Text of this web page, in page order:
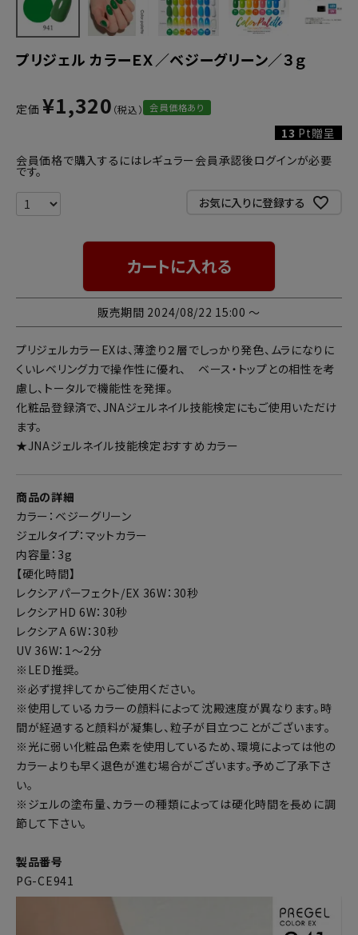
プリジェル カラーＥＸ／ベジーグリーン／３ｇ
定価 ¥1,320 会員価格あり
13 Pt贈呈
会員価格で購入するにはレギュラー会員承認後ログインが必要
です。
お気に入りに登録する
カートに入れる
販売期間 2024/08/22 15:00 〜
プリジェルカラーEXは、薄塗り２層でしっかり発色、ムラになりに
くいレベリング力で操作性に優れ、 ベース・トップとの相性を考
慮し、トータルで機能性を発揮。
化粧品登録済で、JNAジェルネイル技能検定にもご使用いただけ
ます。
★JNAジェルネイル技能検定おすすめカラー
商品の詳細
カラー：ベジーグリーン
ジェルタイプ：マットカラー
内容量：3g
【硬化時間】
レクシアパーフェクト/EX 36W：30秒
レクシアHD 6W：30秒
レクシアA 6W：30秒
UV 36W：1～2分
※LED推奨。
※必ず撹拌してからご使用ください。
※使用しているカラーの顔料によって沈殿速度が異なります。時
間が経過すると顔料が凝集し、粒子が目立つことがございます。
※光に弱い化粧品色素を使用しているため、環境によっては他の
カラーよりも早く退色が進む場合がございます。予めご了承下さ
い。
※ジェルの塗布量、カラーの種類によっては硬化時間を長めに調
節して下さい。
製品番号
PG-CE941